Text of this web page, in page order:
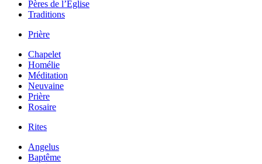
Pères de l’Église
Traditions
Prière
Chapelet
Homélie
Méditation
Neuvaine
Prière
Rosaire
Rites
Angelus
Baptême